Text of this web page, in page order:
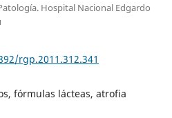
Hospital Nacional Edgardo
rgp.2011.312.341
fórmulas lácteas, atrofia